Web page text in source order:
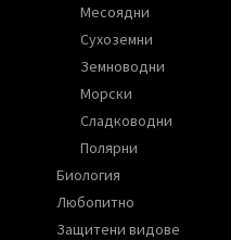
Месоядни
Сухоземни
Земноводни
Морски
Сладководни
Полярни
Биология
Любопитно
Защитени видове